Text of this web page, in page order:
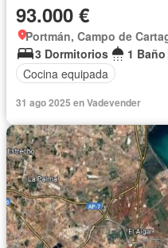
93.000 €
Portmán, Campo de
3 Dormitorios
1 Baño
Cocina equipada
31 ago 2025 en Vadevender